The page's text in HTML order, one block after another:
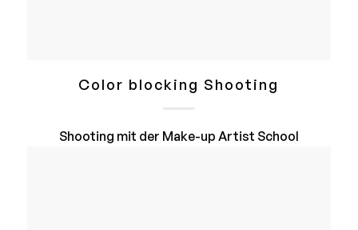
Color blocking Shooting
Shooting mit der Make-up Artist School